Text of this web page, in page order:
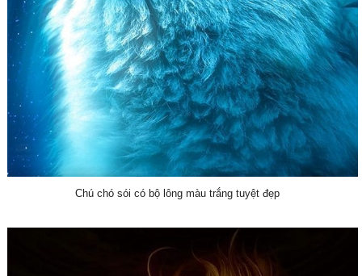
Chú chó sói có bộ lông màu trắng tuyệt đẹp